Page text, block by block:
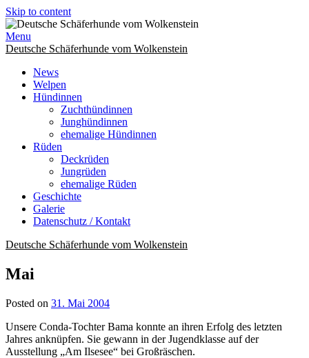
Skip to content
Menu
Deutsche Schäferhunde vom Wolkenstein
News
Welpen
Hündinnen
Zuchthündinnen
Junghündinnen
ehemalige Hündinnen
Rüden
Deckrüden
Jungrüden
ehemalige Rüden
Geschichte
Galerie
Datenschutz / Kontakt
Deutsche Schäferhunde vom Wolkenstein
Mai
Posted on 31. Mai 2004
Unsere Conda-Tochter Bama konnte an ihren Erfolg des letzten
Jahres anknüpfen. Sie gewann in der Jugendklasse auf der
Ausstellung „Am Ilsesee“ bei Großräschen.